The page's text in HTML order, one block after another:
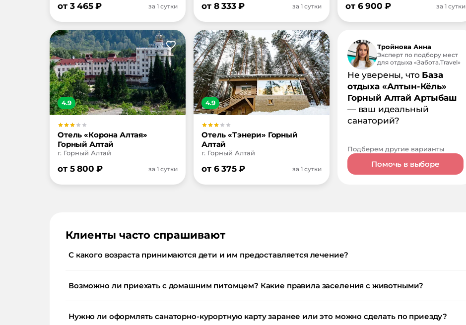
от 3 465₽ за 1 сутки от 8 333₽ за 1 сутки от 6 900 ₽ за 1 сутки
4.9
Отель «Корона Алтая»
Горный Алтай
г. Горный Алтай
от 5 800 ₽ за 1 сутки
4.9
Отель «Тэнери» Горный
Алтай
г. Горный Алтай
от 6 375₽ за 1 сутки
Тройнова Анна
Эксперт по подбору мест
для отдыха «Забота.Travel»
Не уверены, что База
отдыха «Алтын-Кёль»
Горный Алтай Артыбаш
— ваш идеальный
санаторий?
Подберем другие варианты
Помочь в выборе
Клиенты часто спрашивают
С какого возраста принимаются дети и им предоставляется лечение?
Возможно ли приехать с домашним питомцем? Какие правила заселения с животными?
Нужно ли оформлять санаторно-курортную карту заранее или это можно сделать по приезду?